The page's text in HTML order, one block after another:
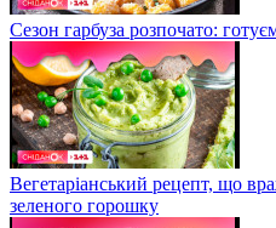
Сезон гарбуза розпочато:
Вегетаріанський рецепт, що
зеленого горошку